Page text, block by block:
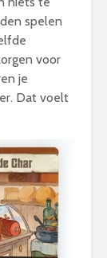
spelen
voor
je
Dat voelt